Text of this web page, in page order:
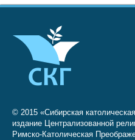
© 2015 «Сибирская
издание Централизованной
Римско-Католическая